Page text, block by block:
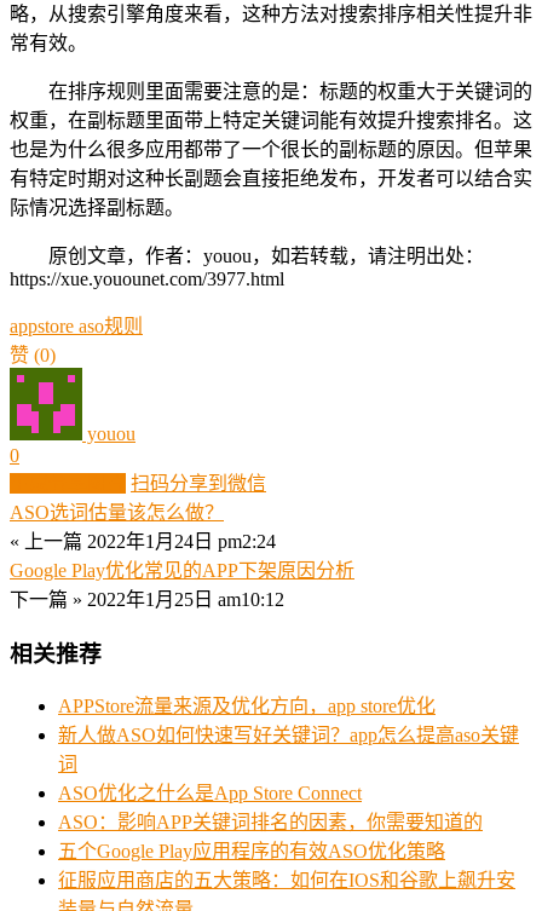
略，从搜索引擎角度来看，这种方法对搜索排序相关性提升非
常有效。
在排序规则里面需要注意的是：标题的权重大于关键词的
权重，在副标题里面带上特定关键词能有效提升搜索排名。这
也是为什么很多应用都带了一个很长的副标题的原因。但苹果
有特定时期对这种长副题会直接拒绝发布，开发者可以结合实
际情况选择副标题。
原创文章，作者：youou，如若转载，请注明出处：
https://xue.youounet.com/3977.html
appstore aso规则
赞 (0)
youou
0
扫码分享到微信
ASO选词估量该怎么做？
« 上一篇 2022年1月24日 pm2:24
Google Play优化常见的APP下架原因分析
下一篇 » 2022年1月25日 am10:12
相关推荐
APPStore流量来源及优化方向，app store优化
新人做ASO如何快速写好关键词？app怎么提高aso关键
词
ASO优化之什么是App Store Connect
ASO：影响APP关键词排名的因素，你需要知道的
五个Google Play应用程序的有效ASO优化策略
征服应用商店的五大策略：如何在IOS和谷歌上飙升安